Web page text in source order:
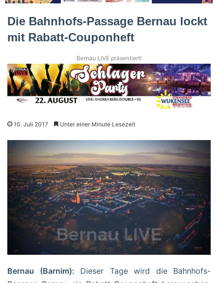
Die Bahnhofs-Passage Bernau lockt
mit Rabatt-Couponheft
Bernau LIVE präsentiert!
10. Juli 2017 Unter einer Minute Lesezeit
Bernau (Barnim): Dieser Tage wird die Bahnhofs-